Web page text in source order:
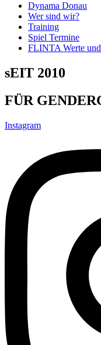
Dynama Donau
Wer sind wir?
Training
Spiel Termine
FLINTA Werte
sEIT 2010
FÜR
Instagram